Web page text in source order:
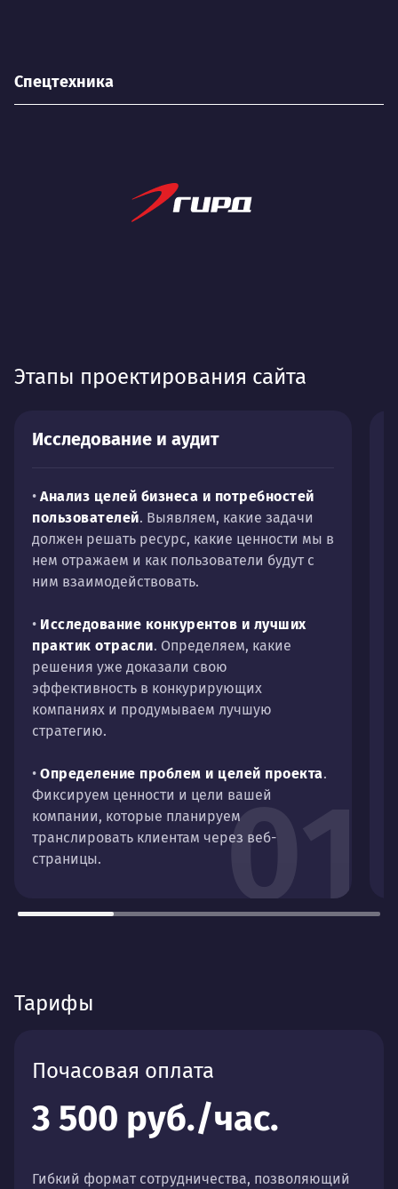
Спецтехника
Этапы проектирования сайта
01
Исследование и аудит
• Анализ целей бизнеса и потребностей
пользователей. Выявляем, какие задачи
должен решать ресурс, какие ценности мы в
нем отражаем и как пользователи будут с
ним взаимодействовать.
• Исследование конкурентов и лучших
практик отрасли. Определяем, какие
решения уже доказали свою
эффективность в конкурирующих
компаниях и продумываем лучшую
стратегию.
• Определение проблем и целей проекта.
Фиксируем ценности и цели вашей
компании, которые планируем
транслировать клиентам через веб-
страницы.
Тарифы
Почасовая оплата
3 500 руб./час.
Гибкий формат сотрудничества, позволяющий